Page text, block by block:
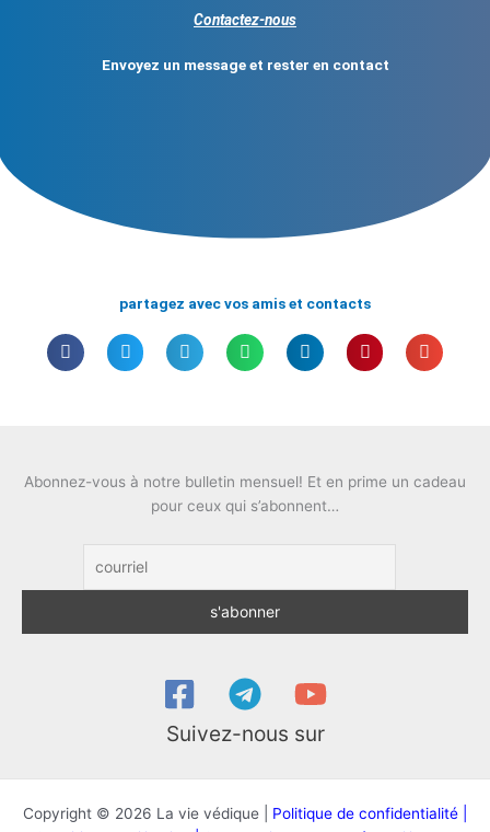
Contactez-nous
Envoyez un message et rester en contact
partagez avec vos amis et contacts
Abonnez-vous à notre bulletin mensuel! Et en prime un cadeau
pour ceux qui s’abonnent…
Suivez-nous sur
Copyright © 2026 La vie védique | Politique de confidentialité |